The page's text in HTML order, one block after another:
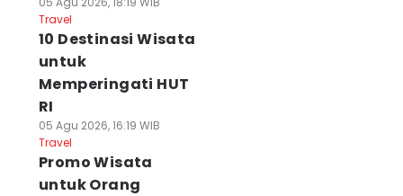
Travel
10 Destinasi Wisata
untuk
Memperingati HUT
RI
05 Agu 2026, 16:19 WIB
Travel
Promo Wisata
untuk Orang